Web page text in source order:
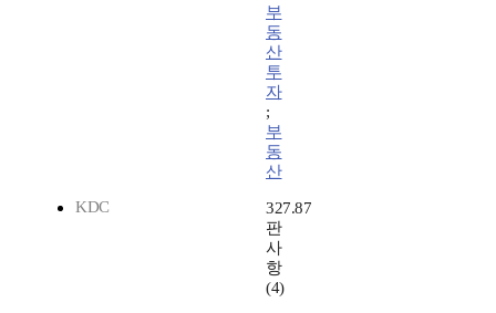
부
동
산
투
자
;
부
동
산
KDC
327.87
판
사
항
(4)